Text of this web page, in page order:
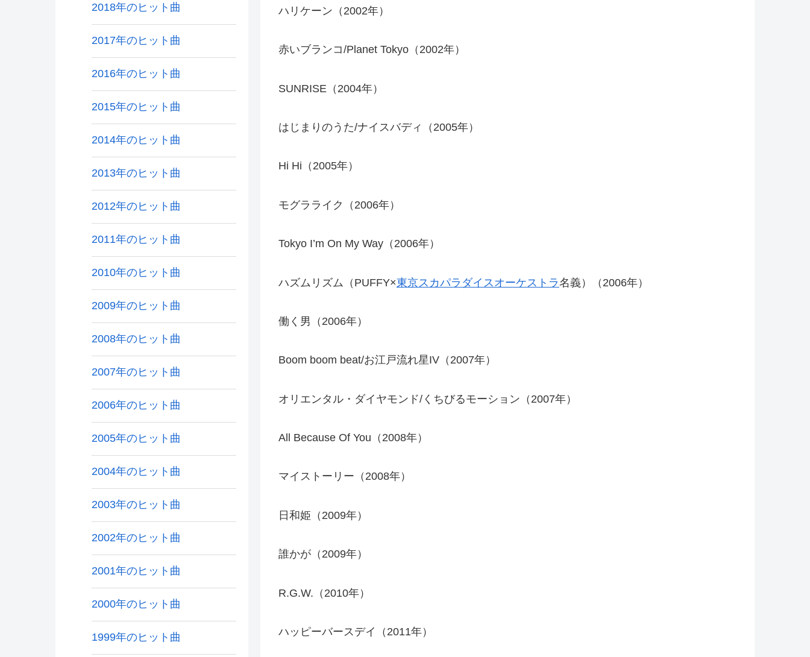
ハリケーン（2002年）
赤いブランコ/Planet Tokyo（2002年）
SUNRISE（2004年）
はじまりのうた/ナイスバディ（2005年）
Hi Hi（2005年）
モグラライク（2006年）
Tokyo I’m On My Way（2006年）
ハズムリズム（PUFFY×東京スカパラダイスオーケストラ名義）（2006年）
働く男（2006年）
Boom boom beat/お江戸流れ星IV（2007年）
オリエンタル・ダイヤモンド/くちびるモーション（2007年）
All Because Of You（2008年）
マイストーリー（2008年）
日和姫（2009年）
誰かが（2009年）
R.G.W.（2010年）
ハッピーバースデイ（2011年）
2018年のヒット曲
2017年のヒット曲
2016年のヒット曲
2015年のヒット曲
2014年のヒット曲
2013年のヒット曲
2012年のヒット曲
2011年のヒット曲
2010年のヒット曲
2009年のヒット曲
2008年のヒット曲
2007年のヒット曲
2006年のヒット曲
2005年のヒット曲
2004年のヒット曲
2003年のヒット曲
2002年のヒット曲
2001年のヒット曲
2000年のヒット曲
1999年のヒット曲